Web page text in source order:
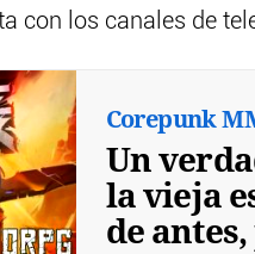
con los canales de
Corepunk
Un
la vieja
de